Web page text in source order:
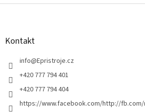
Z
Kontakt
info@Epristroje.cz
+420 777 794 401
+420 777 794 404
https://www.facebook.com/http://